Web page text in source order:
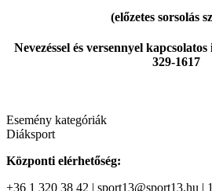
(előzetes sorsolás
Nevezéssel és versennyel
329-1617
Esemény kategóriák
Diáksport
Központi elérhetőség:
+36 1 320 38 42 | sport13@sport13.hu |